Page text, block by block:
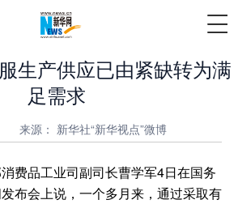
生产供应已由紧缺转为满
足需求
来源： 新华社“新华视点”微博
品工业司副司长曹学军4日在国务
布会上说，一个多月来，通过采取有